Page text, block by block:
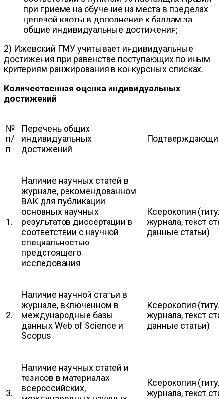
при приеме на обучение на места в пределах
целевой квоты в дополнение к баллам за
общие индивидуальные достижения;
2) Ижевский ГМУ учитывает индивидуальные
достижения при равенстве поступающих по иным
критериям ранжирования в конкурсных списках.
Количественная оценка индивидуальных
достижений
№
п/
п
Перечень общих
индивидуальных
достижений
1.
Наличие научных статей в
журнале, рекомендованном
ВАК для публикации
основных научных
результатов диссертации в
соответствии с научной
специальностью
предстоящего
исследования
Ксерокопия
журнала, текст
данные статьи)
2.
Наличие научной статьи в
журнале, включенном в
международные базы
данных Web of Science и
Scopus
Ксерокопия
журнала, текст
данные статьи)
3.
Наличие научных статей и
тезисов в материалах
всероссийских,
Ксерокопия
журнала, текст